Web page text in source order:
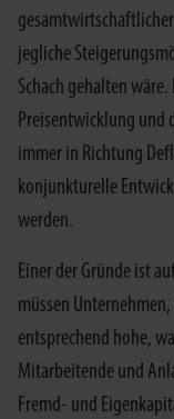
jegliche
Schach gehalten
Preisentwicklung und
immer in Richtung
konjunkturelle
werden.
Einer der Gründe ist
müssen
entsprechend hohe,
Mitarbeitende und
Fremd- und